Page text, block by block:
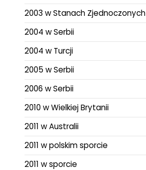
2003 w Stanach Zjednoczonych
2004 w Serbii
2004 w Turcji
2005 w Serbii
2006 w Serbii
2010 w Wielkiej Brytanii
2011 w Australii
2011 w polskim sporcie
2011 w sporcie